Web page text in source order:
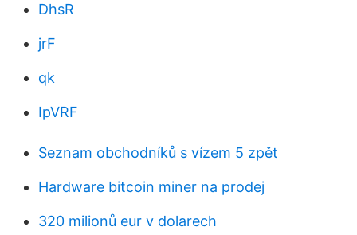
DhsR
jrF
qk
IpVRF
Seznam obchodníků s vízem 5 zpět
Hardware bitcoin miner na prodej
320 milionů eur v dolarech